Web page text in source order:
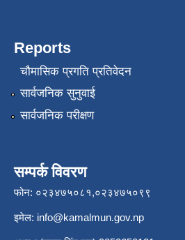
Reports
चौमासिक प्रगति प्रतिवेदन
सार्वजनिक सुनुवाई
सार्वजनिक परीक्षण
सम्पर्क विवरण
फोन: ०२३४७५०८१,०२३४७५०९९
इमेल: info@kamalmun.gov.np